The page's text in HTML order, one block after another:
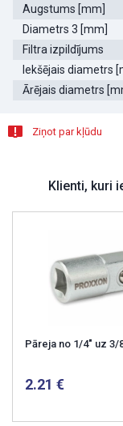
Augstums [mm]
Diametrs 3 [mm]
Filtra izpildījums
Iekšējais diametrs
Ārējais diametrs
Ziņot par kļūdu
Klienti, kuri
Pāreja no 1/4" uz 3/
2.21